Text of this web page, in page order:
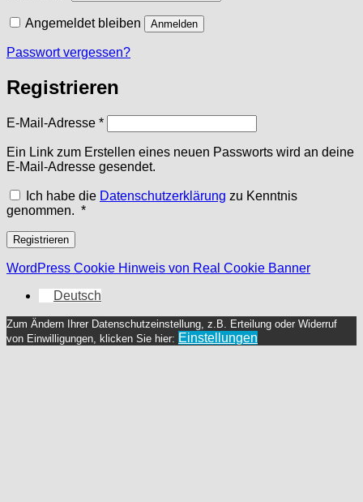
Angemeldet bleiben Anmelden
Passwort vergessen?
Registrieren
E-Mail-Adresse *Erforderlich
Ein Link zum Erstellen eines neuen Passworts wird an deine
E-Mail-Adresse gesendet.
Ich habe die Datenschutzerklärung zu Kenntnis
genommen. *Erforderlich
Registrieren
WordPress Cookie Hinweis von Real Cookie Banner
Deutsch
Zum Ändern Ihrer Datenschutzeinstellung, z.B. Erteilung oder Widerruf
von Einwilligungen, klicken Sie hier: Einstellungen